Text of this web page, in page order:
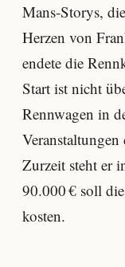
Mans-Storys,
Herzen von
endete die
Start ist nicht
Rennwagen in
Zurzeit steht er
90.000 € soll
kosten.